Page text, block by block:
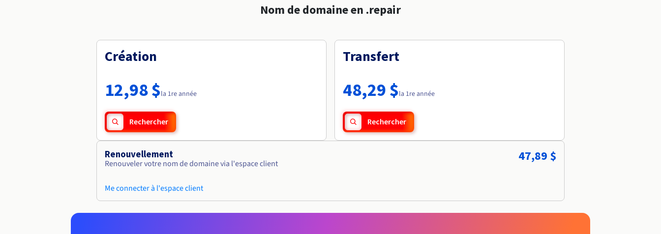
Nom de domaine en .repair
Création
12,98 $la 1re année
Rechercher
Transfert
48,29 $la 1re année
Rechercher
Renouvellement
Renouveler votre nom de domaine via l'espace client
Me connecter à l'espace client
47,89 $